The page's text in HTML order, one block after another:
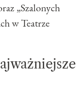
„Szalonych
w Teatrze